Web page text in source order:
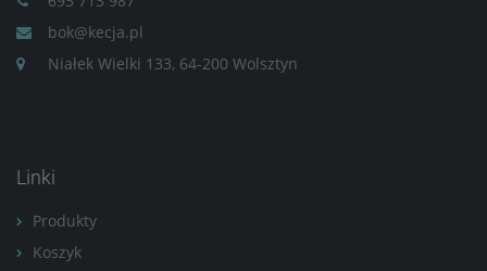
bok@kecja.pl
Niałek Wielki 133, 64-200 Wolsztyn
Linki
Produkty
Koszyk